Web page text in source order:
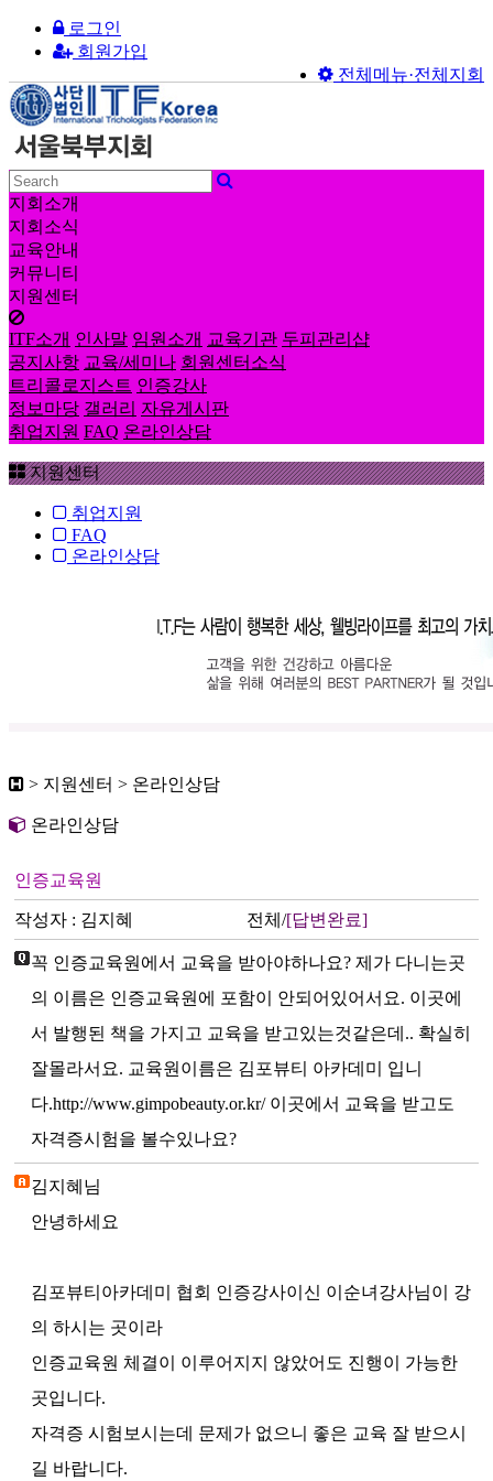
로그인
회원가입
전체메뉴·전체지회
지회소개
지회소식
교육안내
커뮤니티
지원센터
ITF소개 인사말 임원소개 교육기관 두피관리샵
공지사항 교육/세미나 회원센터소식
트리콜로지스트 인증강사
정보마당 갤러리 자유게시판
취업지원 FAQ 온라인상담
지원센터
취업지원
FAQ
온라인상담
> 지원센터 > 온라인상담
온라인상담
인증교육원
작성자 : 김지혜 전체/[답변완료]
꼭 인증교육원에서 교육을 받아야하나요? 제가 다니는곳
의 이름은 인증교육원에 포함이 안되어있어서요. 이곳에
서 발행된 책을 가지고 교육을 받고있는것같은데.. 확실히
잘몰라서요. 교육원이름은 김포뷰티 아카데미 입니
다.http://www.gimpobeauty.or.kr/ 이곳에서 교육을 받고도
자격증시험을 볼수있나요?
김지혜님
안녕하세요
김포뷰티아카데미 협회 인증강사이신 이순녀강사님이 강
의 하시는 곳이라
인증교육원 체결이 이루어지지 않았어도 진행이 가능한
곳입니다.
자격증 시험보시는데 문제가 없으니 좋은 교육 잘 받으시
길 바랍니다.